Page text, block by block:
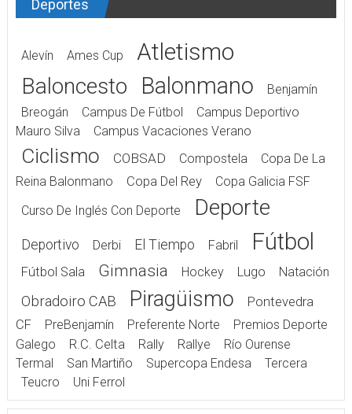
Deportes
Alevín Ames Cup Atletismo
Baloncesto Balonmano
Benjamín
Breogán
Campus De Fútbol
Campus Deportivo
Mauro Silva
Campus Vacaciones Verano
Ciclismo COBSAD Compostela
Copa De La
Reina Balonmano
Copa Del Rey
Copa Galicia FSF
Curso De Inglés Con Deporte
Deporte
Deportivo Derbi El Tiempo Fabril Fútbol
Fútbol Sala Gimnasia Hockey Lugo Natación
Obradoiro CAB Piragüismo
Pontevedra
CF
PreBenjamín Preferente Norte
Premios Deporte
Galego
R.C. Celta Rally Rallye
Río Ourense
Termal
San Martiño Supercopa Endesa
Tercera
Teucro
Uni Ferrol